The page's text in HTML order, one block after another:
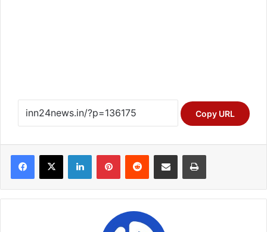
Copy URL
Facebook
X LinkedInPinterestReddit Share via Email Print